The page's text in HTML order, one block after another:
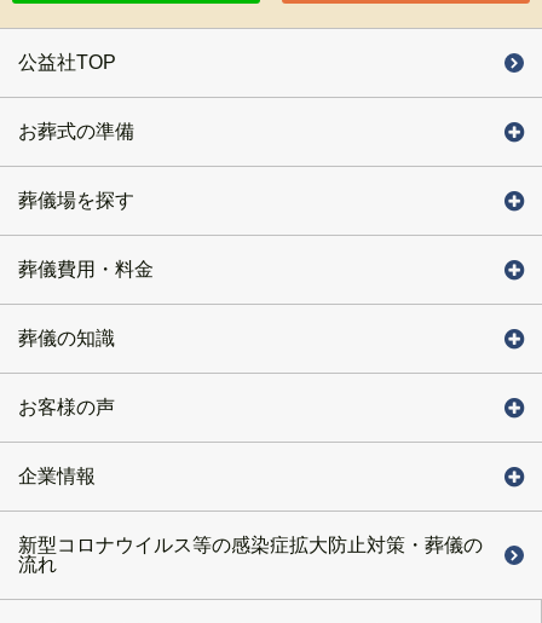
公益社TOP
お葬式の準備
葬儀場を探す
葬儀費用・料金
葬儀の知識
お客様の声
企業情報
新型コロナウイルス等の感染症拡大防止対策・葬儀の
流れ